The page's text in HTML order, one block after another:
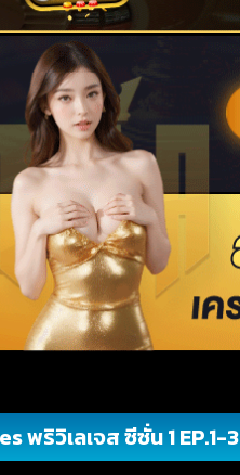
พริวิเลเจส ซีซั่น 1 EP.1-3